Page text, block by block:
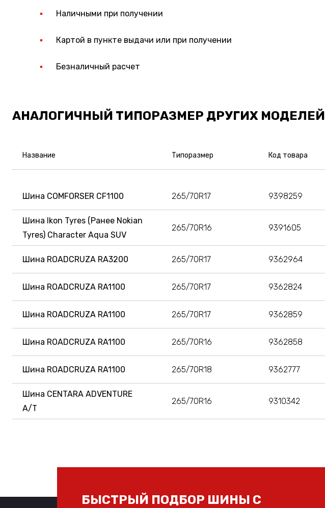
Наличными при получении
Картой в пункте выдачи или при получении
Безналичный расчет
АНАЛОГИЧНЫЙ ТИПОРАЗМЕР ДРУГИХ МОДЕЛЕЙ
Название Типоразмер Код товара
Шина COMFORSER CF1100 265/70R17 9398259
Шина Ikon Tyres (Ранее Nokian
Tyres) Character Aqua SUV
265/70R16 9391605
Шина ROADCRUZA RA3200 265/70R17 9362964
Шина ROADCRUZA RA1100 265/70R17 9362824
Шина ROADCRUZA RA1100 265/70R17 9362859
Шина ROADCRUZA RA1100 265/70R16 9362858
Шина ROADCRUZA RA1100 265/70R18 9362777
Шина CENTARA ADVENTURE
A/T
265/70R16 9310342
БЫСТРЫЙ ПОДБОР ШИНЫ С